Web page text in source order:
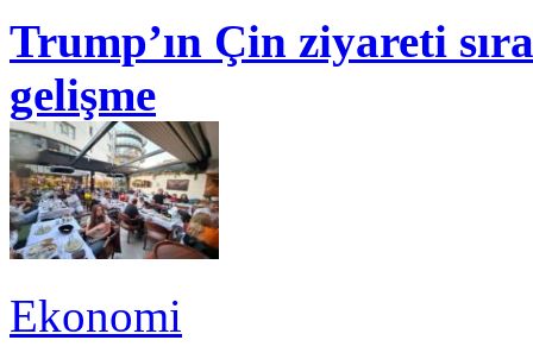
Trump’ın Çin ziyareti
gelişme
Ekonomi